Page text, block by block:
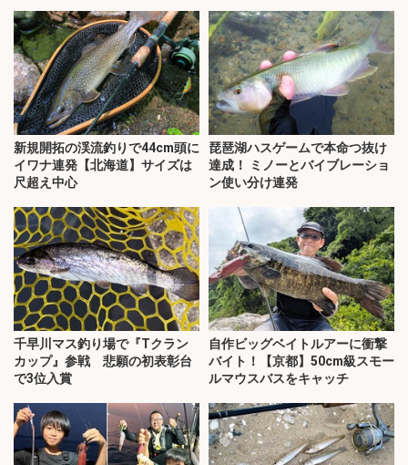
新規開拓の渓流釣りで44cm頭に
イワナ連発【北海道】サイズは
尺超え中心
琵琶湖ハスゲームで本命つ抜け
達成！ ミノーとバイブレーショ
ン使い分け連発
千早川マス釣り場で『Tクラン
カップ』参戦 悲願の初表彰台
で3位入賞
自作ビッグベイトルアーに衝撃
バイト！【京都】50cm級スモー
ルマウスバスをキャッチ